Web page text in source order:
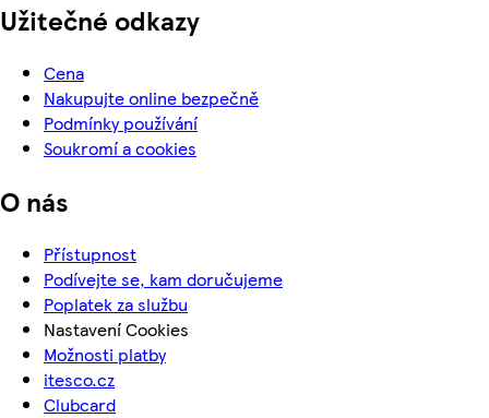
Užitečné odkazy
Cena
Nakupujte online bezpečně
Podmínky používání
Soukromí a cookies
O nás
Přístupnost
Podívejte se, kam doručujeme
Poplatek za službu
Nastavení Cookies
Možnosti platby
itesco.cz
Clubcard